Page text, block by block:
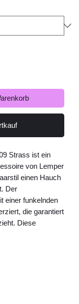
Strass ist ein
von Lemper
einen Hauch
Der
einer funkelnden
die garantiert
Diese